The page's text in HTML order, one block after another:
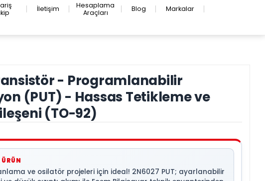
İletişim
Hesaplama
Araçları
Blog Markalar
- Programlanabilir
(PUT) - Hassas Tetikleme ve
(TO-92)
ÜRÜN
ve osilatör projeleri için ideal! 2N6027 PUT; ayarlanabilir